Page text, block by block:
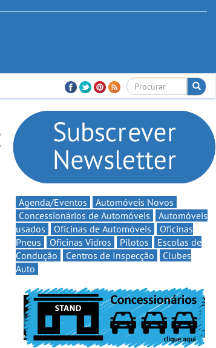
Agenda/Eventos
Automóveis Novos
Concessionários de Automóveis
Automóveis
usados
Oficinas de Automóveis
Oficinas
Pneus
Oficinas Vidros Pilotos
Escolas de
Condução
Centros de Inspecção
Clubes
Auto